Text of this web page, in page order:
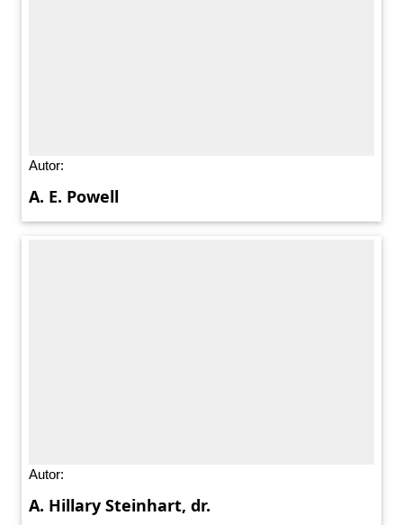
Autor:
A. E. Powell
Autor:
A. Hillary Steinhart, dr.